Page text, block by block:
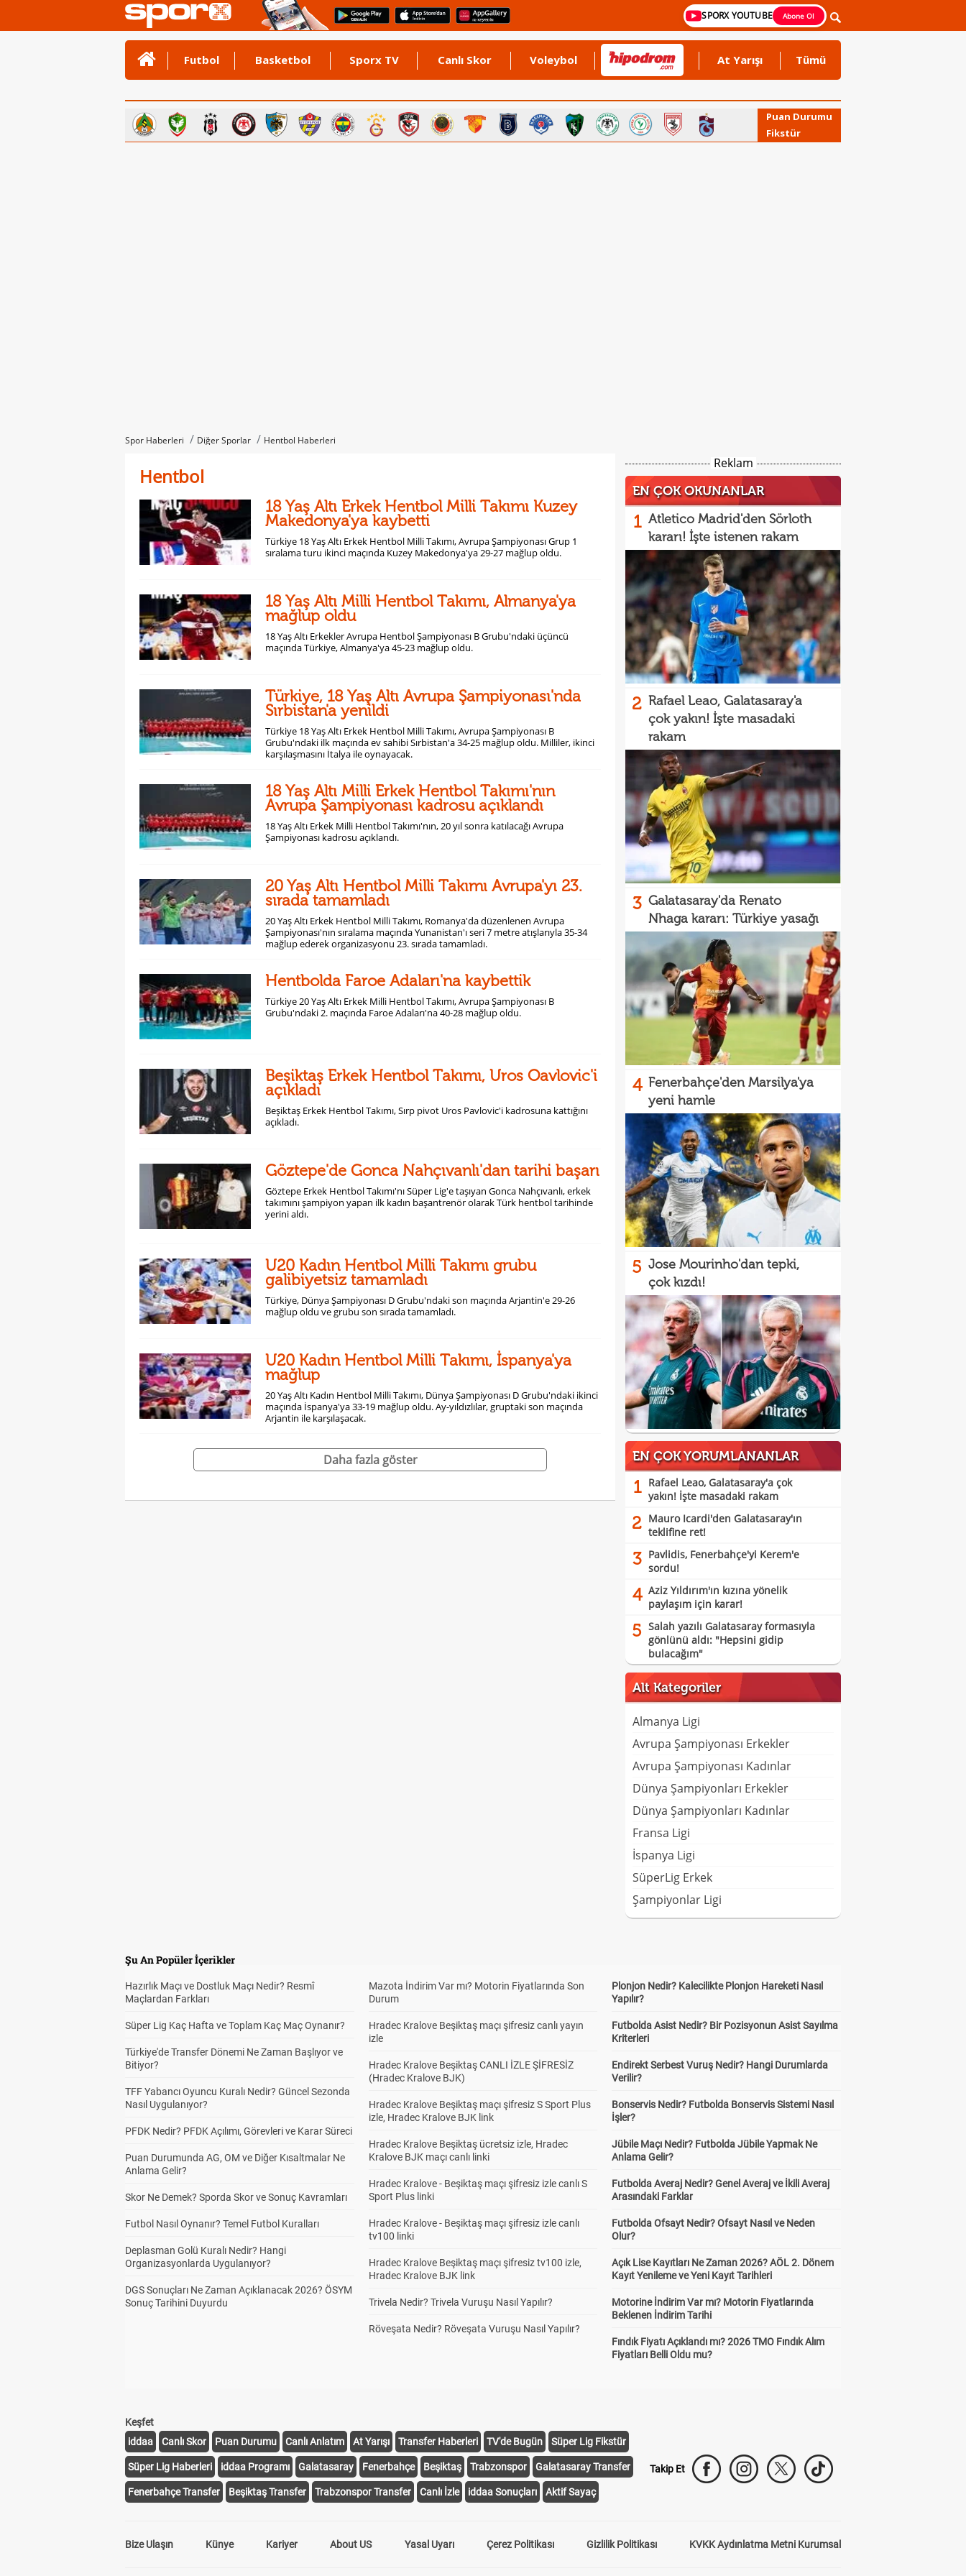
SPORX YOUTUBE Abone Ol
Futbol Basketbol Sporx TV Canlı Skor Voleybol At Yarışı Tümü
Puan Durumu
Fikstür
Spor Haberleri Diğer Sporlar Hentbol Haberleri
Hentbol
18 Yaş Altı Erkek Hentbol Milli Takımı Kuzey
Makedonya'ya kaybetti
Türkiye 18 Yaş Altı Erkek Hentbol Milli Takımı, Avrupa Şampiyonası Grup 1
sıralama turu ikinci maçında Kuzey Makedonya'ya 29-27 mağlup oldu.
18 Yaş Altı Milli Hentbol Takımı, Almanya'ya
mağlup oldu
18 Yaş Altı Erkekler Avrupa Hentbol Şampiyonası B Grubu'ndaki üçüncü
maçında Türkiye, Almanya'ya 45-23 mağlup oldu.
Türkiye, 18 Yaş Altı Avrupa Şampiyonası'nda
Sırbistan'a yenildi
Türkiye 18 Yaş Altı Erkek Hentbol Milli Takımı, Avrupa Şampiyonası B
Grubu'ndaki ilk maçında ev sahibi Sırbistan'a 34-25 mağlup oldu. Milliler, ikinci
karşılaşmasını İtalya ile oynayacak.
18 Yaş Altı Milli Erkek Hentbol Takımı'nın
Avrupa Şampiyonası kadrosu açıklandı
18 Yaş Altı Erkek Milli Hentbol Takımı'nın, 20 yıl sonra katılacağı Avrupa
Şampiyonası kadrosu açıklandı.
20 Yaş Altı Hentbol Milli Takımı Avrupa'yı 23.
sırada tamamladı
20 Yaş Altı Erkek Hentbol Milli Takımı, Romanya'da düzenlenen Avrupa
Şampiyonası'nın sıralama maçında Yunanistan'ı seri 7 metre atışlarıyla 35-34
mağlup ederek organizasyonu 23. sırada tamamladı.
Hentbolda Faroe Adaları'na kaybettik
Türkiye 20 Yaş Altı Erkek Milli Hentbol Takımı, Avrupa Şampiyonası B
Grubu'ndaki 2. maçında Faroe Adaları'na 40-28 mağlup oldu.
Beşiktaş Erkek Hentbol Takımı, Uros Oavlovic'i
açıkladı
Beşiktaş Erkek Hentbol Takımı, Sırp pivot Uros Pavlovic'i kadrosuna kattığını
açıkladı.
Göztepe'de Gonca Nahçıvanlı'dan tarihi başarı
Göztepe Erkek Hentbol Takımı'nı Süper Lig'e taşıyan Gonca Nahçıvanlı, erkek
takımını şampiyon yapan ilk kadın başantrenör olarak Türk hentbol tarihinde
yerini aldı.
U20 Kadın Hentbol Milli Takımı grubu
galibiyetsiz tamamladı
Türkiye, Dünya Şampiyonası D Grubu'ndaki son maçında Arjantin'e 29-26
mağlup oldu ve grubu son sırada tamamladı.
U20 Kadın Hentbol Milli Takımı, İspanya'ya
mağlup
20 Yaş Altı Kadın Hentbol Milli Takımı, Dünya Şampiyonası D Grubu'ndaki ikinci
maçında İspanya'ya 33-19 mağlup oldu. Ay-yıldızlılar, gruptaki son maçında
Arjantin ile karşılaşacak.
Daha fazla göster
Reklam
EN ÇOK OKUNANLAR
1 Atletico Madrid'den Sörloth
kararı! İşte istenen rakam
2 Rafael Leao, Galatasaray'a
çok yakın! İşte masadaki
rakam
3 Galatasaray'da Renato
Nhaga kararı: Türkiye yasağı
4 Fenerbahçe'den Marsilya'ya
yeni hamle
5 Jose Mourinho'dan tepki,
çok kızdı!
EN ÇOK YORUMLANANLAR
1
Rafael Leao, Galatasaray'a çok
yakın! İşte masadaki rakam
2 Mauro Icardi'den Galatasaray'ın
teklifine ret!
3 Pavlidis, Fenerbahçe'yi Kerem'e
sordu!
4 Aziz Yıldırım'ın kızına yönelik
paylaşım için karar!
5 Salah yazılı Galatasaray formasıyla
gönlünü aldı: "Hepsini gidip
bulacağım"
Alt Kategoriler
Almanya Ligi
Avrupa Şampiyonası Erkekler
Avrupa Şampiyonası Kadınlar
Dünya Şampiyonları Erkekler
Dünya Şampiyonları Kadınlar
Fransa Ligi
İspanya Ligi
SüperLig Erkek
Şampiyonlar Ligi
Şu An Popüler İçerikler
Hazırlık Maçı ve Dostluk Maçı Nedir? Resmî
Maçlardan Farkları
Süper Lig Kaç Hafta ve Toplam Kaç Maç Oynanır?
Türkiye'de Transfer Dönemi Ne Zaman Başlıyor ve
Bitiyor?
TFF Yabancı Oyuncu Kuralı Nedir? Güncel Sezonda
Nasıl Uygulanıyor?
PFDK Nedir? PFDK Açılımı, Görevleri ve Karar Süreci
Puan Durumunda AG, OM ve Diğer Kısaltmalar Ne
Anlama Gelir?
Skor Ne Demek? Sporda Skor ve Sonuç Kavramları
Futbol Nasıl Oynanır? Temel Futbol Kuralları
Deplasman Golü Kuralı Nedir? Hangi
Organizasyonlarda Uygulanıyor?
DGS Sonuçları Ne Zaman Açıklanacak 2026? ÖSYM
Sonuç Tarihini Duyurdu
Mazota İndirim Var mı? Motorin Fiyatlarında Son
Durum
Hradec Kralove Beşiktaş maçı şifresiz canlı yayın
izle
Hradec Kralove Beşiktaş CANLI İZLE ŞİFRESİZ
(Hradec Kralove BJK)
Hradec Kralove Beşiktaş maçı şifresiz S Sport Plus
izle, Hradec Kralove BJK link
Hradec Kralove Beşiktaş ücretsiz izle, Hradec
Kralove BJK maçı canlı linki
Hradec Kralove - Beşiktaş maçı şifresiz izle canlı S
Sport Plus linki
Hradec Kralove - Beşiktaş maçı şifresiz izle canlı
tv100 linki
Hradec Kralove Beşiktaş maçı şifresiz tv100 izle,
Hradec Kralove BJK link
Trivela Nedir? Trivela Vuruşu Nasıl Yapılır?
Röveşata Nedir? Röveşata Vuruşu Nasıl Yapılır?
Plonjon Nedir? Kalecilikte Plonjon Hareketi Nasıl
Yapılır?
Futbolda Asist Nedir? Bir Pozisyonun Asist Sayılma
Kriterleri
Endirekt Serbest Vuruş Nedir? Hangi Durumlarda
Verilir?
Bonservis Nedir? Futbolda Bonservis Sistemi Nasıl
İşler?
Jübile Maçı Nedir? Futbolda Jübile Yapmak Ne
Anlama Gelir?
Futbolda Averaj Nedir? Genel Averaj ve İkili Averaj
Arasındaki Farklar
Futbolda Ofsayt Nedir? Ofsayt Nasıl ve Neden
Olur?
Açık Lise Kayıtları Ne Zaman 2026? AÖL 2. Dönem
Kayıt Yenileme ve Yeni Kayıt Tarihleri
Motorine İndirim Var mı? Motorin Fiyatlarında
Beklenen İndirim Tarihi
Fındık Fiyatı Açıklandı mı? 2026 TMO Fındık Alım
Fiyatları Belli Oldu mu?
Keşfet
iddaa
Canlı Skor Puan Durumu Canlı Anlatım At Yarışı Transfer Haberleri TV'de Bugün Süper Lig Fikstür
Süper Lig Haberleri iddaa Programı Galatasaray Fenerbahçe Beşiktaş Trabzonspor Galatasaray Transfer
Fenerbahçe Transfer Beşiktaş Transfer Trabzonspor Transfer Canlı İzle iddaa Sonuçları Aktif Sayaç
Takip Et
Bize Ulaşın Künye Kariyer About US Yasal Uyarı Çerez Politikası Gizlilik Politikası KVKK Aydınlatma Metni Kurumsal